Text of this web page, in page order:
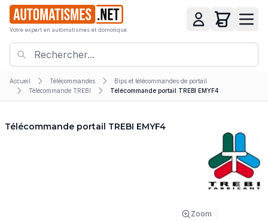
Votre expert en automatismes et domotique
Accueil Télécommandes
Bips et télécommandes de portail
Télécommande TREBI
Télécommande portail TREBI EMYF4
Télécommande portail TREBI EMYF4
Zoom